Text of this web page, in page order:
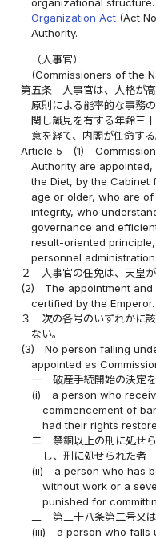
organizational
Organization Act (Act
Authority.
（人事官）
(Commissioners of the
第五条
人事官は、人格が
原則による能率的な事務
関し識見を有する年齢三
意を経て、内閣が任命する
Article 5
(1)
Authority are
the Diet, by the Cabinet
age or older, who are
integrity, who
governance and
result-oriented
personnel administration.
２
人事官の任免は、天皇が
(2)
The appointment
certified by the Emperor.
３
次の各号のいずれかに
ない。
(3)
No person falling
appointed as
一
破産手続開始の決定
(i)
a person who
commencement of
had their rights
二
禁錮以上の刑に処せ
し、刑に処せられた者
(ii)
a person who has
without work or a
punished for
三
第三十八条第二号又
(iii)
a person who falls